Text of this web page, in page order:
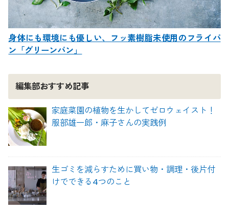
身体にも環境にも優しい、フッ素樹脂未使用のフライパ
ン「グリーンパン」
編集部おすすめ記事
家庭菜園の植物を生かしてゼロウェイスト！
服部雄一郎・麻子さんの実践例
生ゴミを減らすために買い物・調理・後片付
けでできる4つのこと